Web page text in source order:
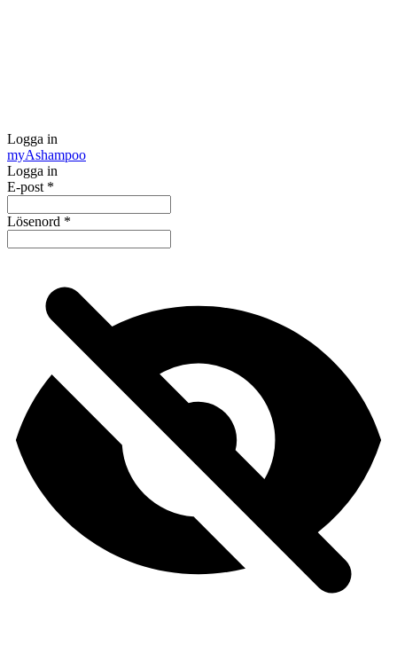
Logga in
myAshampoo
Logga in
E-post *
Lösenord *